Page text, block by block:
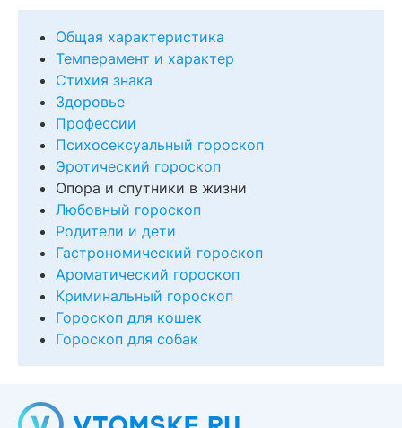
Общая характеристика
Темперамент и характер
Стихия знака
Здоровье
Профессии
Психосексуальный гороскоп
Эротический гороскоп
Опора и спутники в жизни
Любовный гороскоп
Родители и дети
Гастрономический гороскоп
Ароматический гороскоп
Криминальный гороскоп
Гороскоп для кошек
Гороскоп для собак